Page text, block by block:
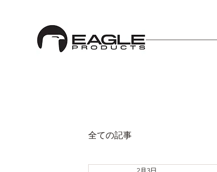
全ての記事